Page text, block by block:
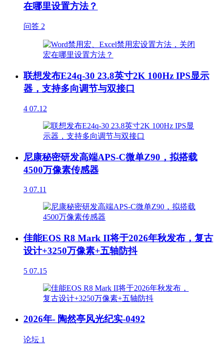
在哪里设置方法？
问答 2
联想发布E24q-30 23.8英寸2K 100Hz IPS显示
器，支持多向调节与双接口
4 07.12
尼康秘密研发高端APS-C微单Z90，拟搭载
4500万像素传感器
3 07.11
佳能EOS R8 Mark II将于2026年秋发布，复古
设计+3250万像素+五轴防抖
5 07.15
2026年- 陶然亭风光纪实-0492
论坛 1